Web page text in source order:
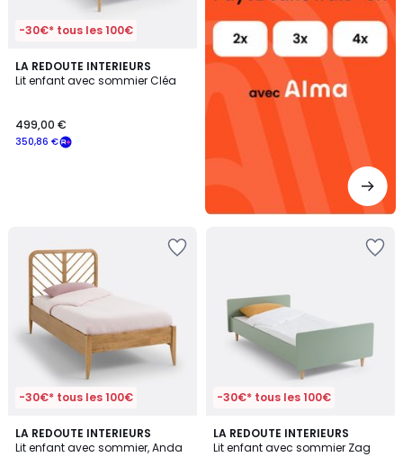
-30€* tous les 100€
LA REDOUTE INTERIEURS
Lit enfant avec sommier Cléa
350,86 €
499,00 €
-30€* tous les 100€
LA REDOUTE INTERIEURS
Lit enfant avec sommier, Anda
4,8
/ 5
-30€* tous les 100€
LA REDOUTE INTERIEURS
Lit enfant avec sommier Zag
4,4
/ 5
2
Couleurs